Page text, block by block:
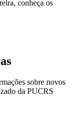
conheça os
sobre novos
da PUCRS